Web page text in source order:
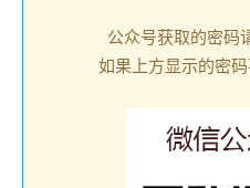
公众号获取的密码
如果上方显示的密